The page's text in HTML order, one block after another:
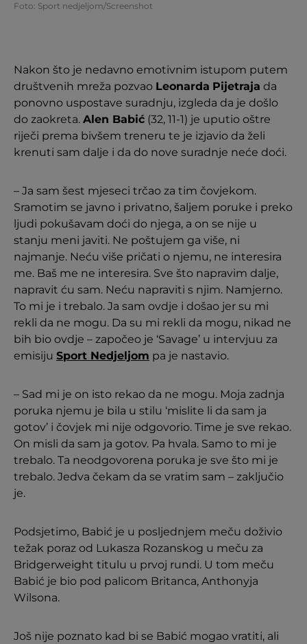
Foto: Sport nedjeljom/Screenshot
Nakon što je nedavno emotivnim istupom putem
društvenih mreža pozvao Leonarda Pijetraja da
ponovno uspostave suradnju, izgleda da je došlo
do zaokreta. Alen Babić (32, 11-1) je uputio oštre
riječi prema bivšem treneru te je izjavio da želi
krenuti sam dalje i da do nove suradnje neće doći.
– Ja sam šest mjeseci trčao za tim čovjekom.
Sramotim se javno i privatno, šaljem poruke i preko
ljudi pokušavam doći do njega, a on se nije u
stanju meni javiti. Ne poštujem ga više, ni
najmanje. Neću više pričati o njemu, ne interesira
me. Baš me ne interesira. Sve što napravim dalje,
napravit ću sam. Neću napraviti s njim. Namjerno.
To mi je i trebalo. Ja sam ovdje i došao jer su mi
rekli da ne mogu. Da su mi rekli da mogu, nikad ne
bih bio ovdje – započeo je ‘Savage’ u intervjuu za
emisiju Sport Nedjeljom pa je nastavio.
– Sad mi je on isto rekao da ne mogu. Moja zadnja
poruka njemu je bila u stilu ‘mislite li da sam ja
gotov’ i čovjek mi nije odgovorio. Time je sve rekao.
On misli da sam ja gotov. Pa hvala. Samo to mi je
trebalo. Ta neodgovorena poruka je sve što mi je
trebalo. Jedva čekam da se vratim sam – zaključio
je.
Podsjetimo, Babić je u posljednjem meču doživio
težak poraz od Lukasza Rozanskog u meču za
Bridgerweight titulu u prvoj rundi. U tom meču
Babić je bio pod palicom Britanca, Anthonyja
Wilsona.
Još nije poznato kad bi se Babić mogao vratiti, ali